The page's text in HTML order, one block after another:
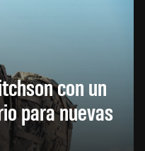
con un
para nuevas